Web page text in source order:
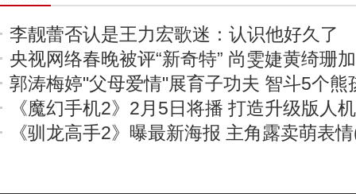
李靓蕾否认是王力宏歌迷：认识他好久了
央视网络春晚被评“新奇特” 尚雯婕黄绮珊
郭涛梅婷"父母爱情"展育子功夫 智斗5个熊
《魔幻手机2》2月5日将播 打造升级版人
《驯龙高手2》曝最新海报 主角露卖萌表